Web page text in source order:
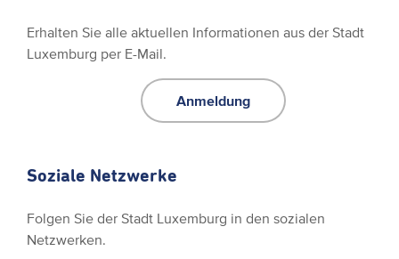
Erhalten Sie alle aktuellen Informationen aus der Stadt
Luxemburg per E-Mail.
Anmeldung
Soziale Netzwerke
Folgen Sie der Stadt Luxemburg in den sozialen
Netzwerken.